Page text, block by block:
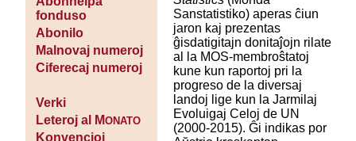
fonduso
Abonilo
Malnovaj numeroj
Ciferecaj numeroj
Verki
Leteroj al MONATO
Konvencioj
Sanstatistiko) aperas ĉiun
jaron kaj prezentas
ĝisdatigitajn donitaĵojn rilate
al la MOS-membroŝtatoj
kune kun raportoj pri la
progreso de la diversaj
landoj lige kun la Jarmilaj
Evoluigaj Celoj de UN
(2000-2015). Ĝi indikas por